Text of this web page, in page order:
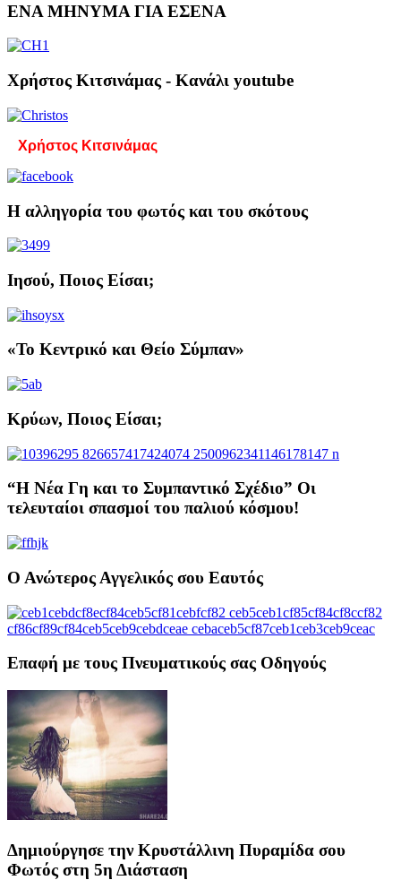
ΕΝΑ ΜΗΝΥΜΑ ΓΙΑ ΕΣΕΝΑ
Χρήστος Κιτσινάμας - Κανάλι youtube
Χρήστος Κιτσινάμας
Η αλληγορία του φωτός και του σκότους
Ιησού, Ποιος Είσαι;
«Το Κεντρικό και Θείο Σύμπαν»
Κρύων, Ποιος Είσαι;
“Η Νέα Γη και το Συμπαντικό Σχέδιο” Οι
τελευταίοι σπασμοί του παλιού κόσμου!
Ο Ανώτερος Αγγελικός σου Εαυτός
Επαφή με τους Πνευματικούς σας Οδηγούς
Δημιούργησε την Κρυστάλλινη Πυραμίδα σου
Φωτός στη 5η Διάσταση